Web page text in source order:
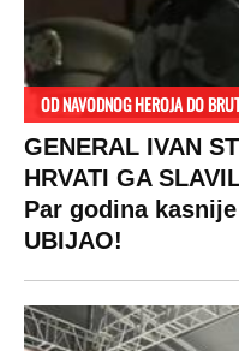
RAJ!
Žene u Srbiji su
ogledaju se,
koštaju 100 evra,